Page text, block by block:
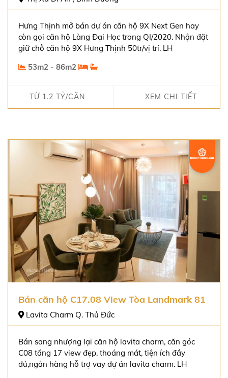
Hưng Thịnh mở bán dự án căn hộ 9X Next Gen hay
còn gọi căn hộ Làng Đại Học trong QI/2020. Nhận đặt
giữ chỗ căn hộ 9X Hưng Thịnh 50tr/vị trí. LH
53m2 - 86m2
TỪ 1.2 TỶ/CĂN XEM CHI TIẾT
Bán căn hộ C17.08 View Tòa Landmark 81
Lavita Charm Q. Thủ Đức
Bán sang nhượng lại căn hộ lavita charm, căn góc
C08 tầng 17 view đẹp, thoáng mát, tiện ích đầy
đủ,ngân hàng hỗ trợ vay dự án lavita charm. LH